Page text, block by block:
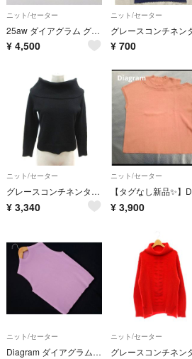
ニット/セーター
25aw ダイアグラム グレース コンチネンタル シアー リブ ニット トップ
¥ 4,500
ニット/セーター
¥ 700
ニット/セーター
グレースコンチネンタル ニット カットソー ウール アンゴラ混 長袖 36 黒
¥ 3,340
ニット/セーター
¥ 3,900
ニット/セーター
Diagram ダイアグラム グレースコンチネンタル ノースリーブ ニット セーター size36/ラベンダー ■◆ レディース
ニット/セーター